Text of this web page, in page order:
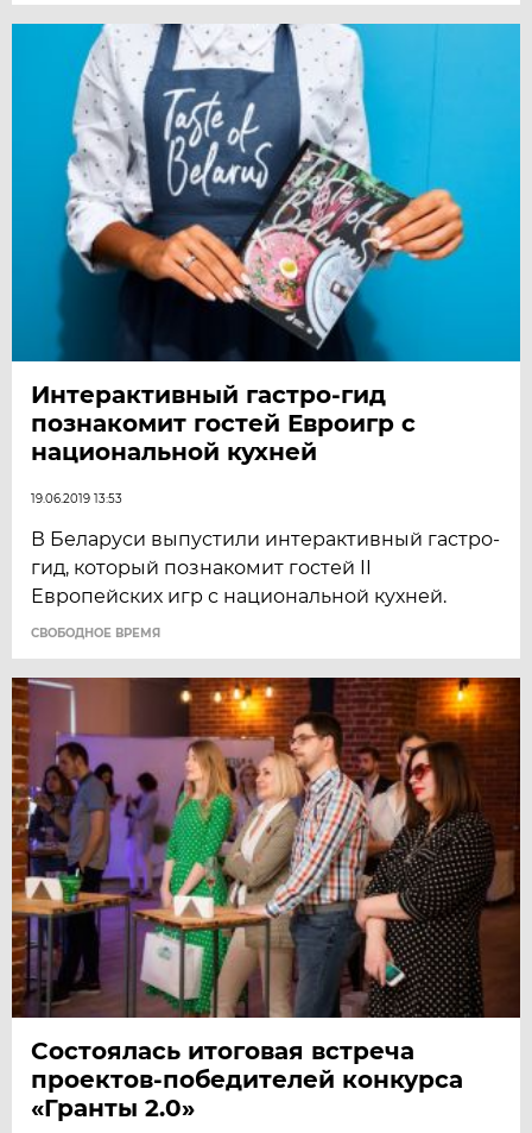
Интерактивный гастро-гид
познакомит гостей Евроигр с
национальной кухней
19.06.2019 13:53
В Беларуси выпустили интерактивный гастро-
гид, который познакомит гостей II
Европейских игр с национальной кухней.
CВОБОДНОЕ ВРЕМЯ
Состоялась итоговая встреча
проектов-победителей конкурса
«Гранты 2.0»